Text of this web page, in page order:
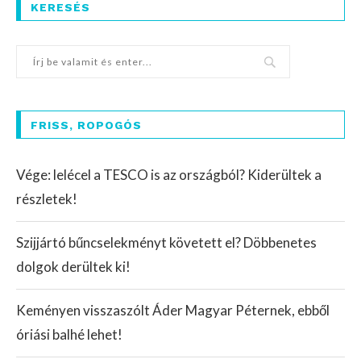
KERESÉS
FRISS, ROPOGÓS
Vége: lelécel a TESCO is az országból? Kiderültek a
részletek!
Szijjártó bűncselekményt követett el? Döbbenetes
dolgok derültek ki!
Keményen visszaszólt Áder Magyar Péternek, ebből
óriási balhé lehet!